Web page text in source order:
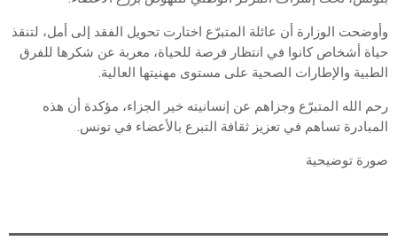
وأوضحت الوزارة أن عائلة المتبرّع اختارت تحويل الفقد إلى أمل، لتنقذ
حياة أشخاص كانوا في انتظار فرصة للحياة، معربة عن شكرها للفرق
الطبية والإطارات الصحية على مستوى مهنيتها العالية.
رحم الله المتبرّع وجزاهم عن إنسانيته خير الجزاء، مؤكدة أن هذه
المبادرة تساهم في تعزيز ثقافة التبرع بالأعضاء في تونس.
صورة توضيحية